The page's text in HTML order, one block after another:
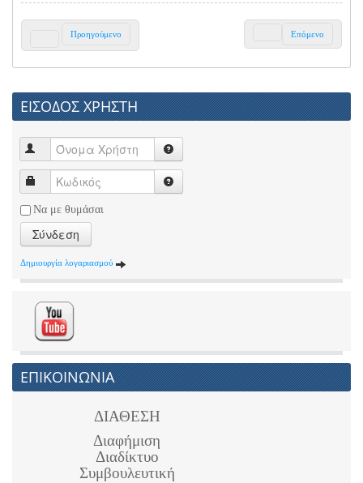
Προηγούμενο Επόμενο
ΕΙΣΟΔΟΣ ΧΡΗΣΤΗ
Να με θυμάσαι
Σύνδεση
Δημιουργία λογαριασμού
ΕΠΙΚΟΙΝΩΝΙΑ
ΔΙΑΘΕΣΗ
Διαφήμιση
Διαδίκτυο
Συμβουλευτική